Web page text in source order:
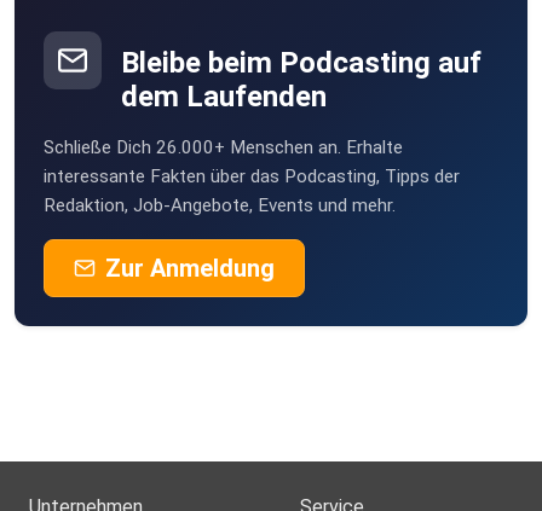
Bleibe beim Podcasting auf
dem Laufenden
Schließe Dich 26.000+ Menschen an. Erhalte
interessante Fakten über das Podcasting, Tipps der
Redaktion, Job-Angebote, Events und mehr.
Zur Anmeldung